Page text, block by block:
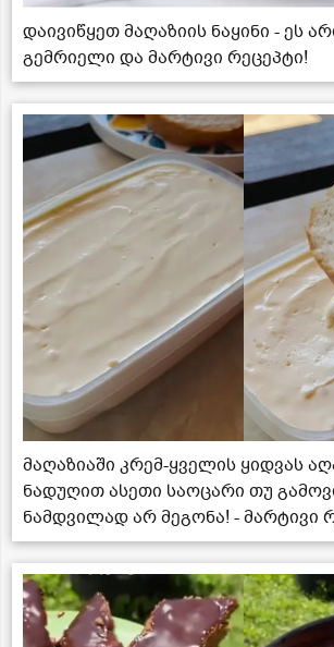
დაივიწყეთ მაღაზიის ნაყინი - ეს
გემრიელი და მარტივი რეცეპტი!
მაღაზიაში კრემ-ყველის ყიდვას
ნადუღით ასეთი საოცარი თუ
ნამდვილად არ მეგონა! - მარტივი